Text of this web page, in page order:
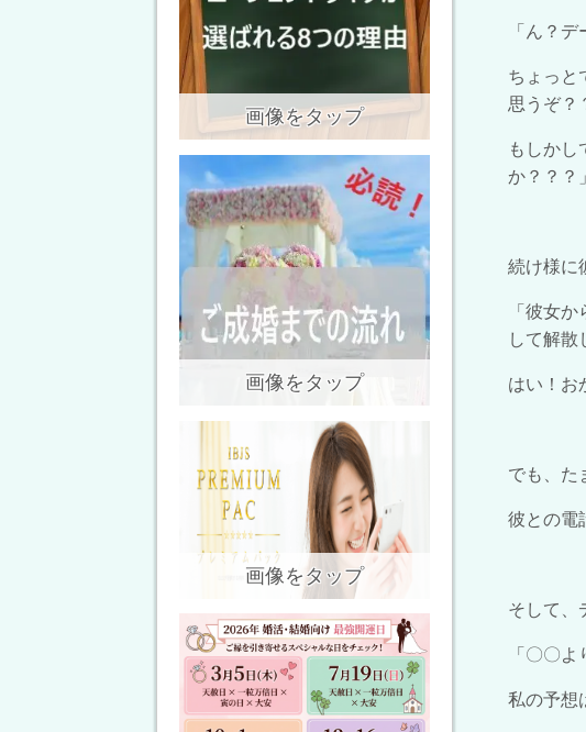
「ん？
ちょっと
思 う ぞ？
もしかし
か？？？
続け様に
「彼女
して解散
はい！お
でも、た
彼との電
そして、
「〇〇
私の予想
画像をタップ
画像をタップ
画像をタップ